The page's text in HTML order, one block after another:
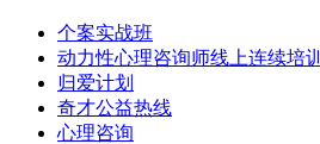
个案实战班
动力性心理咨询师线上连续培训
归爱计划
奇才公益热线
心理咨询